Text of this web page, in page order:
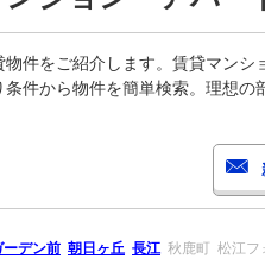
件をご紹介します。賃貸マンシ
件から物件を簡単検索。理想の
ーデン前 朝日ヶ丘 長江 秋鹿町 松江フ